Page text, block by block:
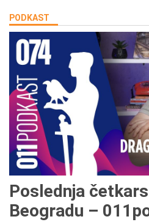
PODKAST
Poslednja
Beogradu –